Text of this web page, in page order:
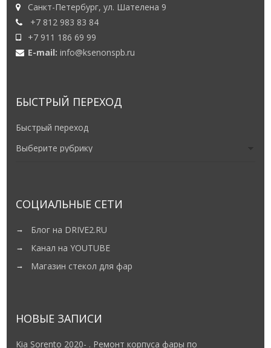
Санкт-Петербург, ул. Шателена 9
+7 812 983 83 84
+7 911 186 69 99
E-mail:info@ksenonspb.ru
БЫСТРЫЙ ПЕРЕХОД
Быстрый переход
СОЦИАЛЬНЫЕ СЕТИ
Блог на DRIVE2.RU
Канал на YOUTUBE
Магазин стекол для фар
НОВЫЕ ЗАПИСИ
Kia Sorento 2020- . Ремонт корпуса фары по